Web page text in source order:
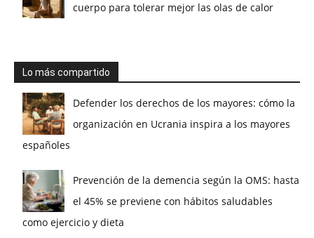
cuerpo para tolerar mejor las olas de calor
Lo más compartido
Defender los derechos de los mayores: cómo la
organización en Ucrania inspira a los mayores
españoles
Prevención de la demencia según la OMS: hasta
el 45% se previene con hábitos saludables
como ejercicio y dieta